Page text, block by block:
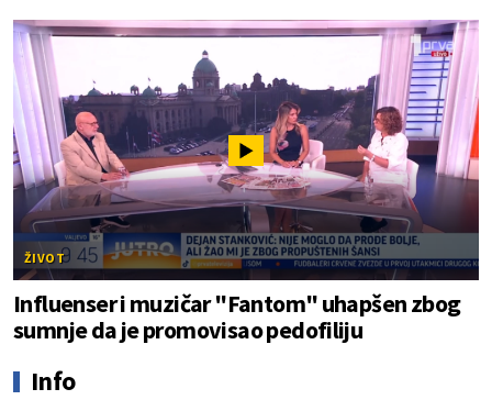
ŽIVOT
Influenser i muzičar "Fantom" uhapšen zbog
sumnje da je promovisao pedofiliju
Info